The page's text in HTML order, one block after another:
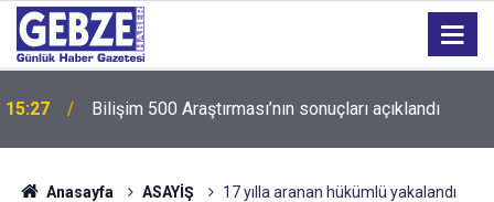
15:27 Bilişim 500 Araştırması’nın sonuçları açıklandı
Anasayfa ASAYİŞ 17 yılla aranan hükümlü yakalandı